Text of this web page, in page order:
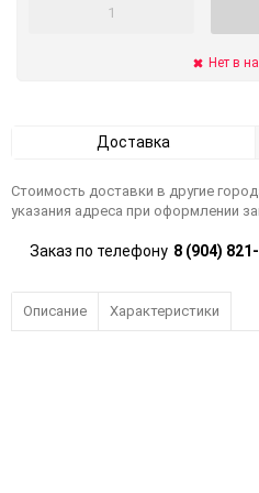
Нет в
Доставка
Стоимость доставки в другие
указания адреса при оформлении
Заказ по телефону 8 (904)
Описание Характеристики